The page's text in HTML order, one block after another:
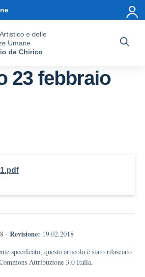
e delle
Umane
de Chirico
23 febbraio
- Revisione: 19.02.2018
specificato, questo articolo è stato rilasciato
Attribuzione 3.0 Italia.